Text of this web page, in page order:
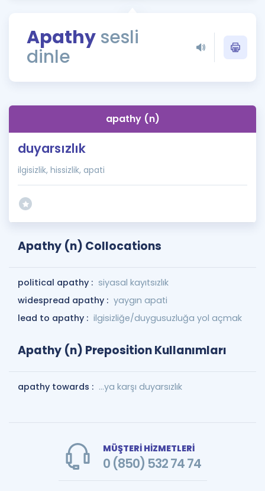
Rehberlik Aracı
ÖSYM Sınav Takvimi
İngilizce Gramer
Apathy sesli
dinle
apathy (n)
duyarsızlık
ilgisizlik, hissizlik, apati
Apathy (n) Collocations
political apathy : siyasal kayıtsızlık
widespread apathy : yaygın apati
lead to apathy : ilgisizliğe/duygusuzluğa yol açmak
Apathy (n) Preposition Kullanımları
apathy towards : ...ya karşı duyarsızlık
MÜŞTERİ HİZMETLERİ
0 (850) 532 74 74